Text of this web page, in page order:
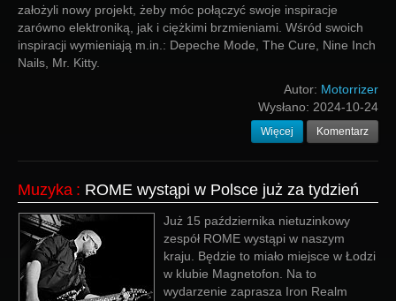
założyli nowy projekt, żeby móc połączyć swoje inspiracje
zarówno elektroniką, jak i ciężkimi brzmieniami. Wśród swoich
inspiracji wymieniają m.in.: Depeche Mode, The Cure, Nine Inch
Nails, Mr. Kitty.
Autor: Motorrizer
Wysłano: 2024-10-24
Więcej Komentarz
Muzyka : ROME wystąpi w Polsce już za tydzień
Już 15 października nietuzinkowy
zespół ROME wystąpi w naszym
kraju. Będzie to miało miejsce w Łodzi
w klubie Magnetofon. Na to
wydarzenie zaprasza Iron Realm